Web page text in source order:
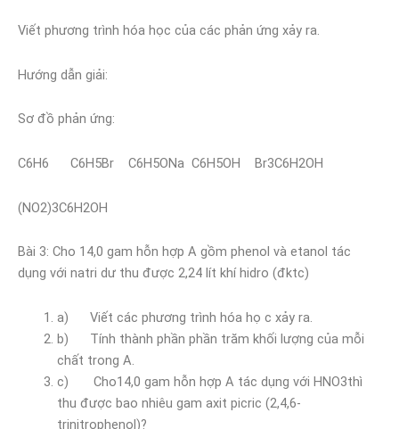
Viết phương trình hóa học của các phản ứng xảy ra.
Hướng dẫn giải:
Sơ đồ phản ứng:
C6H6 C6H5Br C6H5ONa C6H5OH Br3C6H2OH
(NO2)3C6H2OH
Bài 3: Cho 14,0 gam hỗn hợp A gồm phenol và etanol tác
dụng với natri dư thu được 2,24 lít khí hidro (đktc)
a) Viết các phương trình hóa họ c xảy ra.
b) Tính thành phần phần trăm khối lượng của mỗi
chất trong A.
c) Cho14,0 gam hỗn hợp A tác dụng với HNO3thì
thu được bao nhiêu gam axit picric (2,4,6-
trinitrophenol)?